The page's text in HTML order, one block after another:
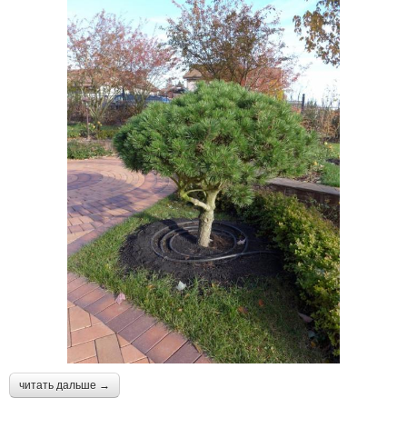
читать дальше →